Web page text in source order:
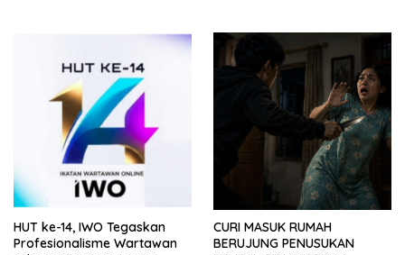
HUT ke-14, IWO Tegaskan
Profesionalisme Wartawan
CURI MASUK RUMAH
BERUJUNG PENUSUKAN